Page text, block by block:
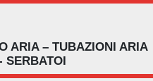
ARIA – TUBAZIONI ARIA
SERBATOI